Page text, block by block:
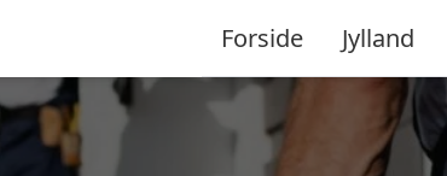
Forside Jylland